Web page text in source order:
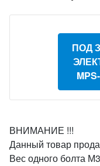
ПОД
ВНИМАНИЕ !!!
Данный товар
Вес одного болта